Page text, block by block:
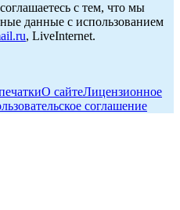
с тем, что мы
данные с использованием
, LiveInternet.
О сайтеЛицензионное
соглашение